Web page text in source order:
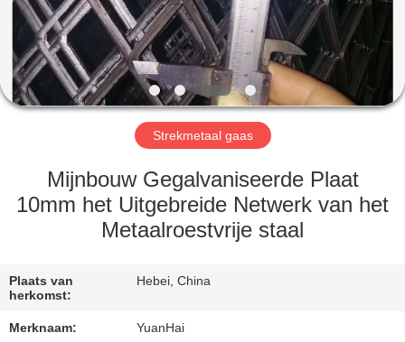
VR-
SHOW
ONGEVEER
FABRIEKSREIS
Strekmetaal gaas
Mijnbouw Gegalvaniseerde Plaat
10mm het Uitgebreide Netwerk van het
Metaalroestvrije staal
Plaats van
herkomst:
Hebei, China
Merknaam: YuanHai